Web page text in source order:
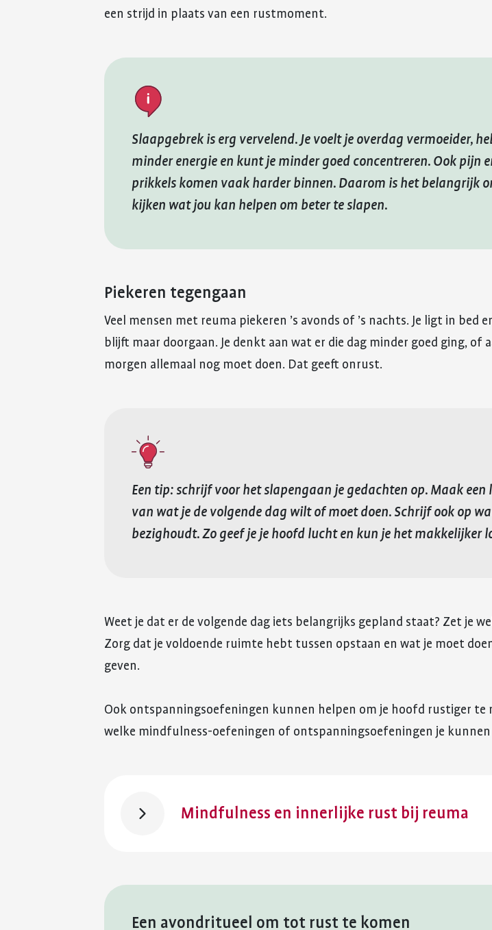
een strijd in plaats van een rustmoment.
Slaapgebrek is erg vervelend. Je voelt je overdag vermoeider,
minder energie en kunt je minder goed concentreren. Ook pijn
prikkels komen vaak harder binnen. Daarom is het belangrijk
kijken wat jou kan helpen om beter te slapen.
Piekeren tegengaan
Veel mensen met reuma piekeren ’s avonds of ’s nachts. Je ligt in bed
blijft maar doorgaan. Je denkt aan wat er die dag minder goed ging, of
morgen allemaal nog moet doen. Dat geeft onrust.
Een tip: schrijf voor het slapengaan je gedachten op. Maak een
van wat je de volgende dag wilt of moet doen. Schrijf ook op
bezighoudt. Zo geef je je hoofd lucht en kun je het makkelijker
Weet je dat er de volgende dag iets belangrijks gepland staat? Zet je
Zorg dat je voldoende ruimte hebt tussen opstaan en wat je moet
geven.
Ook ontspanningsoefeningen kunnen helpen om je hoofd rustiger te
welke mindfulness-oefeningen of ontspanningsoefeningen je kunnen
Mindfulness en innerlijke rust bij reuma
Een avondritueel om tot rust te komen